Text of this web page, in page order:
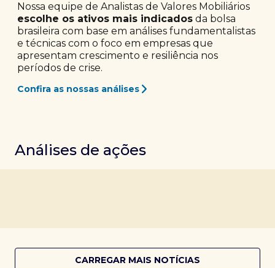
Nossa equipe de Analistas de Valores Mobiliários
escolhe os ativos mais indicados da bolsa
brasileira com base em análises fundamentalistas
e técnicas com o foco em empresas que
apresentam crescimento e resiliência nos
períodos de crise.
Confira as nossas análises
Análises de ações
CARREGAR MAIS NOTÍCIAS